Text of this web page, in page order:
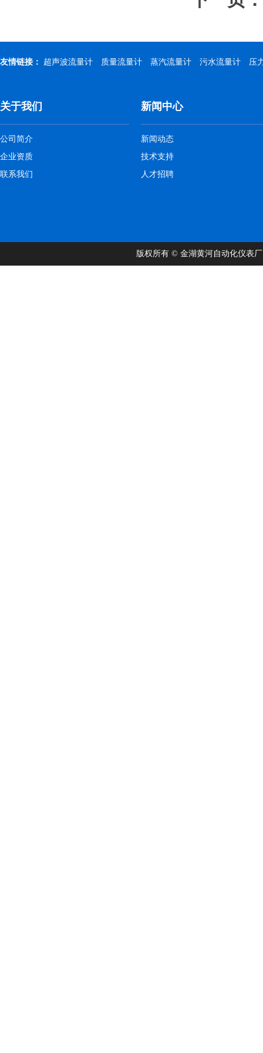
友情链接： 超声波流量计 质量流量计 蒸汽流量计 污水流量计 压
关于我们
公司简介
企业资质
联系我们
新闻中心
新闻动态
技术支持
人才招聘
版权所有 © 金湖黄河自动化仪表